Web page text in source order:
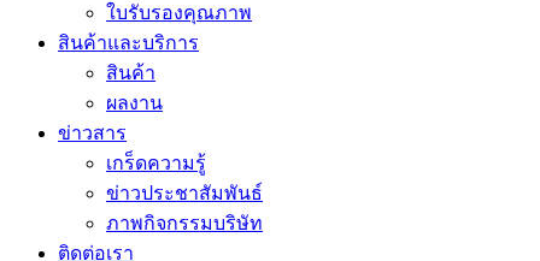
ใบรับรองคุณภาพ
สินค้าและบริการ
สินค้า
ผลงาน
ข่าวสาร
เกร็ดความรู้
ข่าวประชาสัมพันธ์
ภาพกิจกรรมบริษัท
ติดต่อเรา